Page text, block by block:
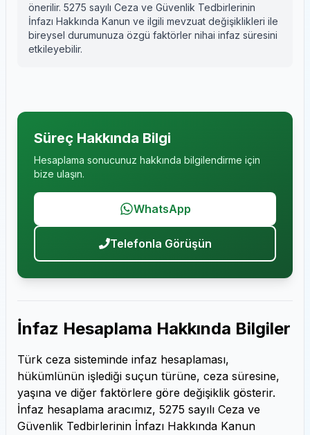
önerilir. 5275 sayılı Ceza ve Güvenlik Tedbirlerinin
İnfazı Hakkında Kanun ve ilgili mevzuat değişiklikleri ile
bireysel durumunuza özgü faktörler nihai infaz süresini
etkileyebilir.
Süreç Hakkında Bilgi
Hesaplama sonucunuz hakkında bilgilendirme için
bize ulaşın.
WhatsApp
Telefonla Görüşün
İnfaz Hesaplama Hakkında Bilgiler
Türk ceza sisteminde infaz hesaplaması,
hükümlünün işlediği suçun türüne, ceza süresine,
yaşına ve diğer faktörlere göre değişiklik gösterir.
İnfaz hesaplama aracımız, 5275 sayılı Ceza ve
Güvenlik Tedbirlerinin İnfazı Hakkında Kanun